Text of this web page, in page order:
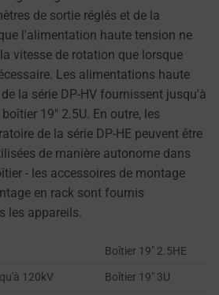
de sortie réglés et de la
l'alimentation haute tension ne
vitesse de rotation que lorsque
Les alimentations haute
la série DP-HV fournissent jusqu'à
19″ 2.5U. En outre, les
de la série DP-HE peuvent être
de manière autonome dans
- les accessoires de montage
en rack sont fournis
les appareils.
Boîtier 19″ 2.5HE
120kV
Boîtier 19″ 3U